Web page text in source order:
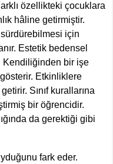
özellikteki çocuklara
hâline getirmiştir.
sürdürebilmesi için
Estetik bedensel
Kendiliğinden bir işe
gösterir. Etkinliklere
Sınıf kurallarına
bir öğrencidir.
da gerektiği gibi
fark eder.